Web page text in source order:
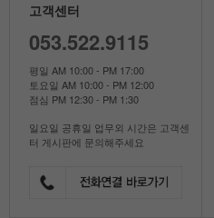
고객센터
053.522.9115
평일 AM 10:00 - PM 17:00
토요일 AM 10:00 - PM 12:00
점심 PM 12:30 - PM 1:30
일요일 공휴일 업무외 시간은 고객센
터 게시판에 문의해주세요